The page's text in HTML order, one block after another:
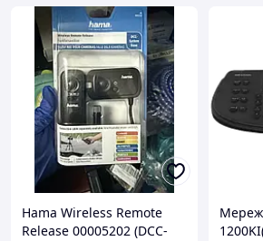
Hama Wireless Remote
Release 00005202 (DCC-